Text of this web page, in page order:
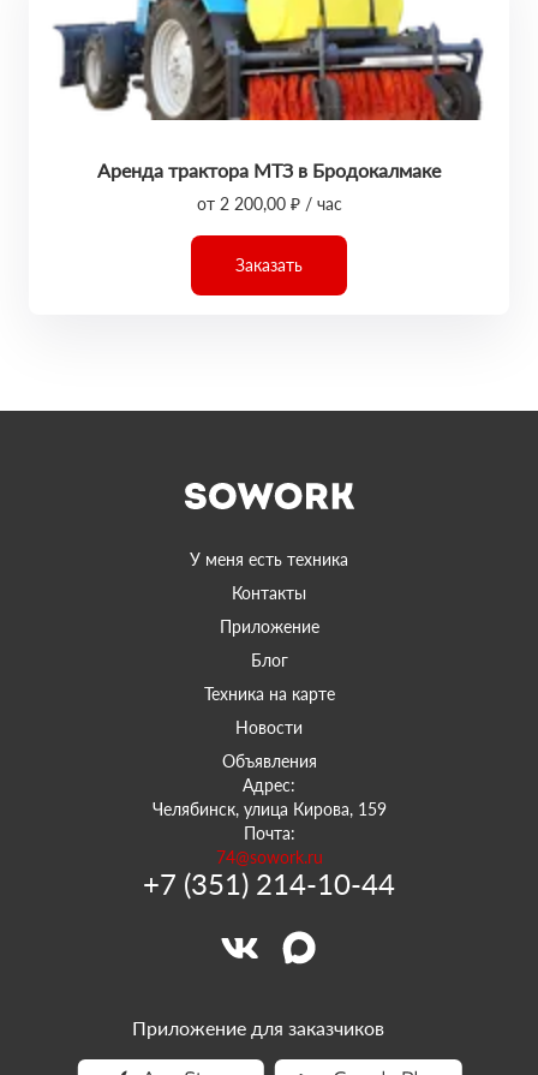
Аренда трактора МТЗ в Бродокалмаке
от 2 200,00 ₽ / час
Заказать
У меня есть техника
Контакты
Приложение
Блог
Техника на карте
Новости
Объявления
Адрес:
Челябинск, улица Кирова, 159
Почта:
74@sowork.ru
+7 (351) 214-10-44
Приложение для заказчиков